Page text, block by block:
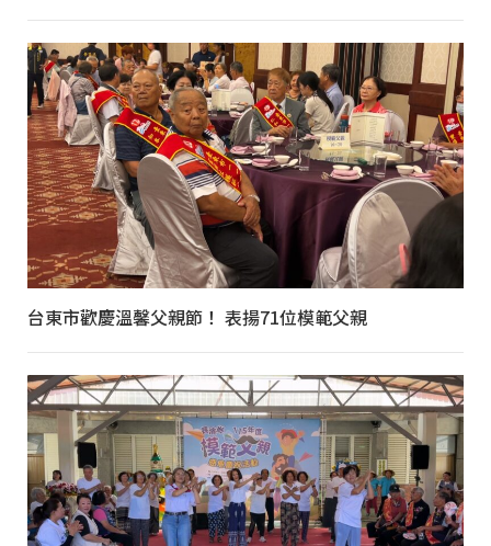
台東市歡慶溫馨父親節！ 表揚71位模範父親